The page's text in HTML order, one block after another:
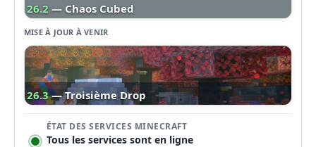
26.2 — Chaos Cubed
MISE À JOUR À VENIR
26.3 — Troisième Drop
ÉTAT DES SERVICES MINECRAFT
Tous les services sont en ligne